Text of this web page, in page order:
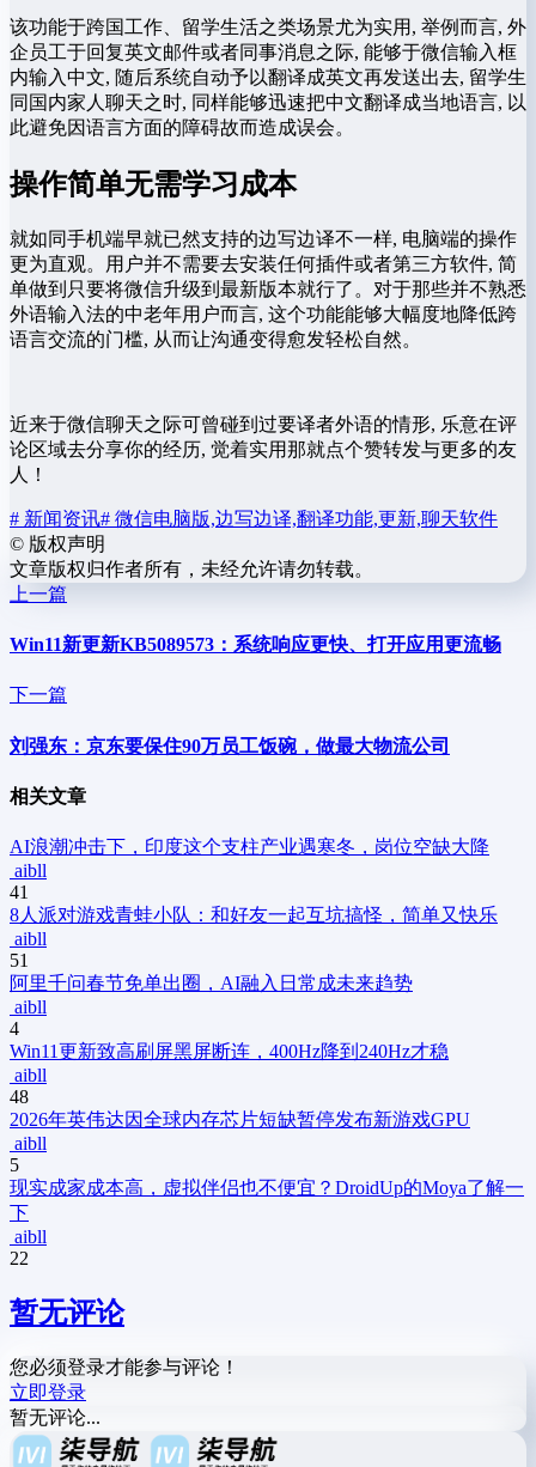
该功能于跨国工作、留学生活之类场景尤为实用, 举例而言, 外
企员工于回复英文邮件或者同事消息之际, 能够于微信输入框
内输入中文, 随后系统自动予以翻译成英文再发送出去, 留学生
同国内家人聊天之时, 同样能够迅速把中文翻译成当地语言, 以
此避免因语言方面的障碍故而造成误会。
操作简单无需学习成本
就如同手机端早就已然支持的边写边译不一样, 电脑端的操作
更为直观。用户并不需要去安装任何插件或者第三方软件, 简
单做到只要将微信升级到最新版本就行了。对于那些并不熟悉
外语输入法的中老年用户而言, 这个功能能够大幅度地降低跨
语言交流的门槛, 从而让沟通变得愈发轻松自然。
近来于微信聊天之际可曾碰到过要译者外语的情形, 乐意在评
论区域去分享你的经历, 觉着实用那就点个赞转发与更多的友
人！
# 新闻资讯# 微信电脑版,边写边译,翻译功能,更新,聊天软件
© 版权声明
文章版权归作者所有，未经允许请勿转载。
上一篇
Win11新更新KB5089573：系统响应更快、打开应用更流畅
下一篇
刘强东：京东要保住90万员工饭碗，做最大物流公司
相关文章
AI浪潮冲击下，印度这个支柱产业遇寒冬，岗位空缺大降
aibll
41
8人派对游戏青蛙小队：和好友一起互坑搞怪，简单又快乐
aibll
51
阿里千问春节免单出圈，AI融入日常成未来趋势
aibll
4
Win11更新致高刷屏黑屏断连，400Hz降到240Hz才稳
aibll
48
2026年英伟达因全球内存芯片短缺暂停发布新游戏GPU
aibll
5
现实成家成本高，虚拟伴侣也不便宜？DroidUp的Moya了解一
下
aibll
22
暂无评论
您必须登录才能参与评论！
立即登录
暂无评论...